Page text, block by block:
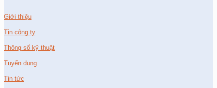
Giới thiệu
Tin công ty
Thông số kỹ thuật
Tuyển dụng
Tin tức